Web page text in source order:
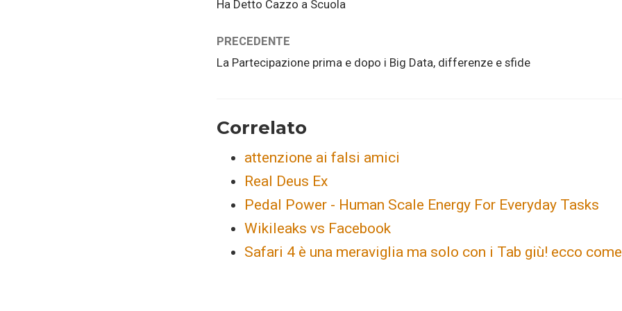
Ha Detto Cazzo a Scuola
PRECEDENTE
La Partecipazione prima e dopo i Big Data, differenze e sfide
Correlato
attenzione ai falsi amici
Real Deus Ex
Pedal Power - Human Scale Energy For Everyday Tasks
Wikileaks vs Facebook
Safari 4 è una meraviglia ma solo con i Tab giù! ecco